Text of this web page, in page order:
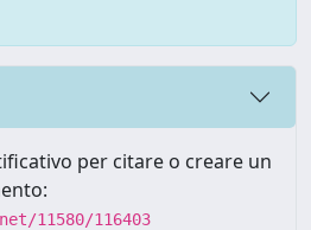
per citare o creare un
11580/116403